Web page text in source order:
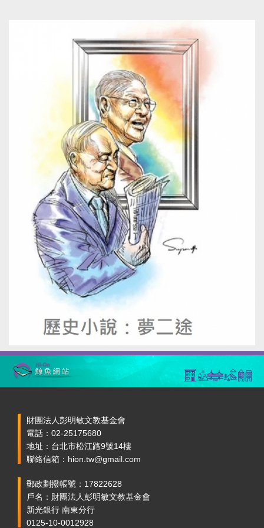
財團法人彭明敏文教基金會
電話：02-25175680
地址：台北市松江路9號14樓
聯絡信箱：hion.tw@gmail.com
郵政劃撥帳號：17822628
戶名：財團法人彭明敏文教基金會
新光銀行 南東分行
0125-10-0012928